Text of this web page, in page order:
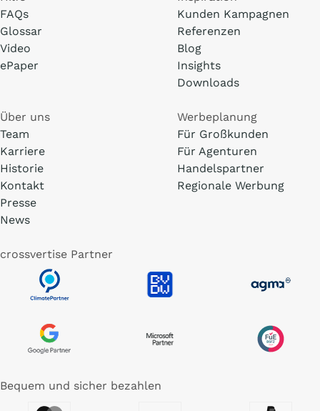
FAQs
Glossar
Video
ePaper
Kunden Kampagnen
Referenzen
Blog
Insights
Downloads
Über uns
Team
Karriere
Historie
Kontakt
Presse
News
Werbeplanung
Für Großkunden
Für Agenturen
Handelspartner
Regionale Werbung
crossvertise Partner
Bequem und sicher bezahlen